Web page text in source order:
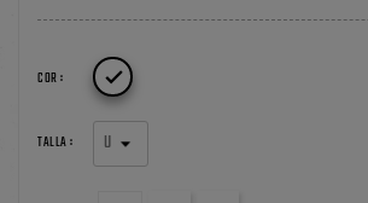
COR : 
TALLA :